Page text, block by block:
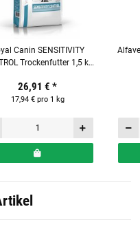
Canin SENSITIVITY
Trockenfutter 1,5 kg
26,91 € *
17,94 € pro 1 kg